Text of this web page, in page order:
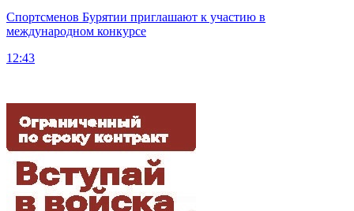
Спортсменов Бурятии приглашают к участию в
международном конкурсе
12:43